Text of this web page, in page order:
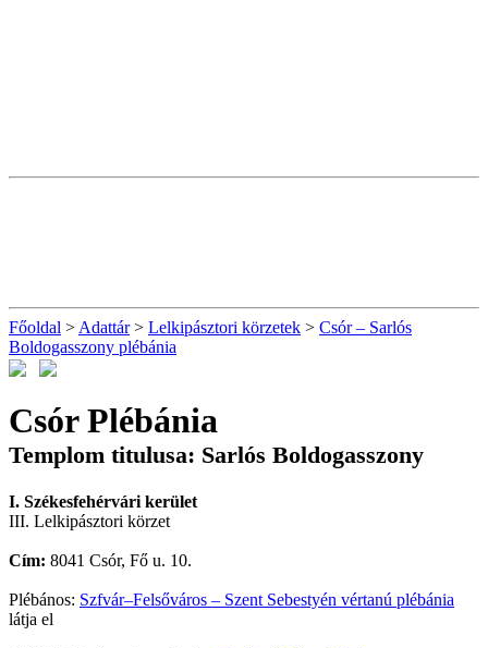
Főoldal > Adattár> Lelkipásztori körzetek > Csór – Sarlós
Boldogasszony plébánia
Csór Plébánia
Templom titulusa: Sarlós Boldogasszony
I. Székesfehérvári kerület
III. Lelkipásztori körzet
Cím: 8041 Csór, Fő u. 10.
Plébános: Szfvár–Felsőváros – Szent Sebestyén vértanú plébánia
látja el